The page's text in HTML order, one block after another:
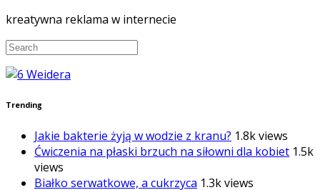
kreatywna reklama w internecie
Trending
Jakie bakterie żyją w wodzie z kranu? 1.8k views
Ćwiczenia na płaski brzuch na siłowni dla kobiet 1.5k
views
Białko serwatkowe, a cukrzyca 1.3k views